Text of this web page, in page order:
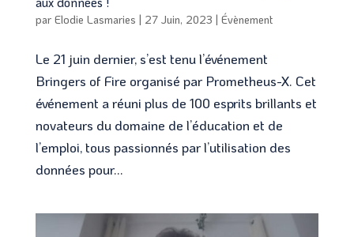
par Elodie Lasmaries | 27 Juin, 2023 | Évènement
Le 21 juin dernier, s’est tenu l’événement
Bringers of Fire organisé par Prometheus-X. Cet
événement a réuni plus de 100 esprits brillants et
novateurs du domaine de l’éducation et de
l’emploi, tous passionnés par l’utilisation des
données pour...